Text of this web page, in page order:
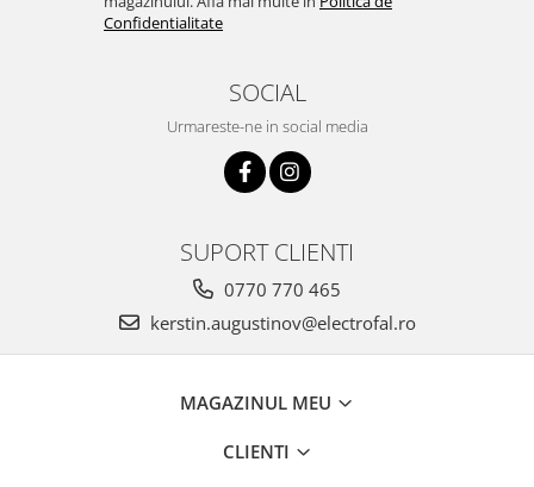
Confidentialitate
SOCIAL
Urmareste-ne in social media
SUPORT CLIENTI
0770 770 465
kerstin.augustinov@electrofal.ro
MAGAZINUL MEU
CLIENTI